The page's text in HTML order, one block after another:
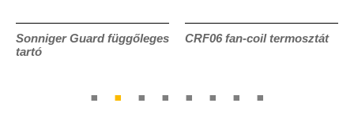
Sonniger Guard függőleges
tartó
CRF06 fan-coil termosztát